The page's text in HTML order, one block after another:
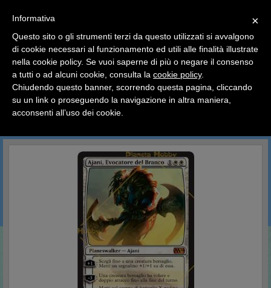
HOME Magic The Gathering Carte Singole Magic 2014
Magic 2014
CERCA IN QUESTA CATEGORIA
×
Ciao a tutti, il negozio sarà chiuso dal 9/08 al 24/08
compreso.
Tutti gli ordini effettuati dopo le 15:00 del 07/08 verranno
spediti a partire dal giorno 25/08.
Buone vacanze a tutti dallo staff di Pianeta Hobby
×
Informativa
Questo sito o gli strumenti terzi da questo utilizzati si avvalgono
di cookie necessari al funzionamento ed utili alle finalità illustrate
nella cookie policy. Se vuoi saperne di più o negare il consenso
a tutti o ad alcuni cookie, consulta la cookie policy.
Chiudendo questo banner, scorrendo questa pagina, cliccando
su un link o proseguendo la navigazione in altra maniera,
acconsenti all’uso dei cookie.